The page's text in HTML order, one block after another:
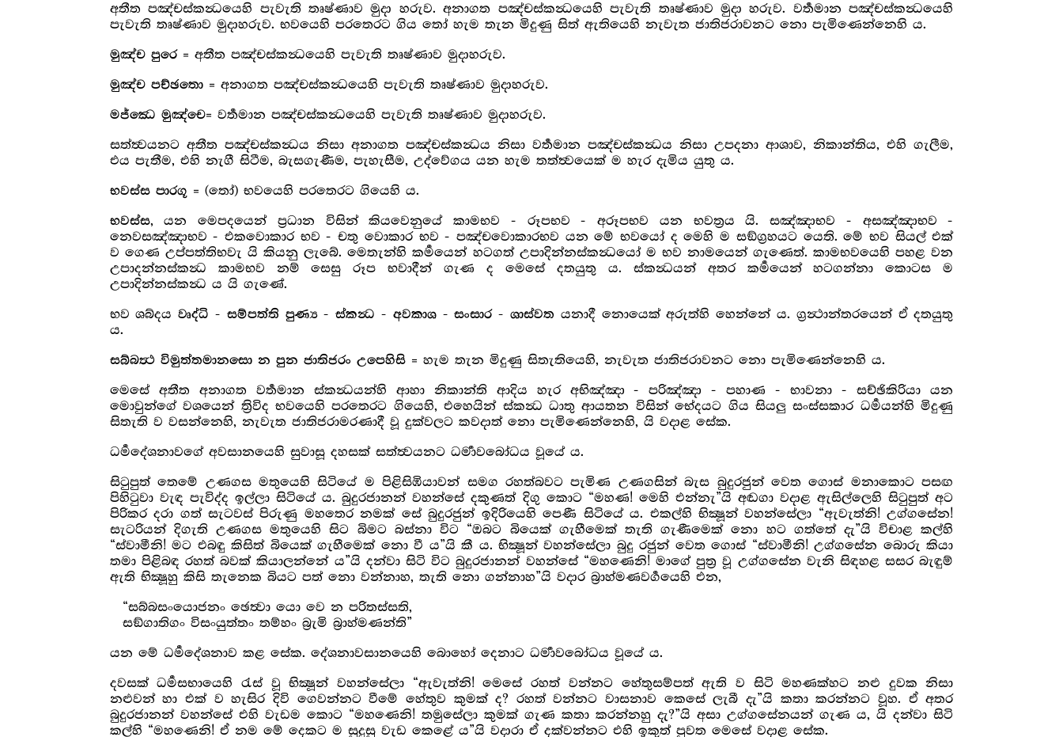
අතීත පඤ්චස්කන්‍ධයෙහි පැවැති තෘෂ්ණාව මුදා හරුව. අනාගත පඤ්චස්කන්‍ධයෙහි පැවැති තෘෂ්ණාව මුදා හරුව. වර්‍තමාන පඤ්චස්කන්‍ධයෙහි
පැවැති තෘෂ්ණාව මුදාහරුව. භවයෙහි පරතෙරට ගිය තෝ හැම තැන මිදුණු සිත් ඇතියෙහි නැවැත ජාතිජරාවනට නො පැමිණෙන්නෙහි ය.
මුඤ්ච පුරෙ = අතීත පඤ්චස්කන්‍ධයෙහි පැවැති තෘෂ්ණාව මුදාහරුව.
මුඤ්ච පච්ඡතො = අනාගත පඤ්චස්කන්‍ධයෙහි පැවැති තෘෂ්ණාව මුදාහරුව.
ම‍ජ්ඣෙ මුඤ්චෙ= වර්‍තමාන පඤ්චස්කන්‍ධයෙහි පැවැති තෘෂ්ණාව මුදාහරුව.
සත්ත්‍වයනට අතීත පඤ්චස්කන්‍ධය නිසා අනාගත පඤ්චස්කන්‍ධය නිසා වර්‍තමාන පඤ්චස්කන්‍ධය නිසා උපදනා ආශාව, නිකාන්තිය, එහි ගැලීම,
එය පැතීම, එහි නැගී සිටීම, බැසගැණීම, පැහැසීම, උද්වේගය යන හැම තත්ත්‍වයෙක් ම හැර දැමිය යුතු ය.
භවස්ස පාරගූ = (තෝ) භවයෙහි පරතෙරට ගියෙහි ය.
භවස්ස, යන මෙපදයෙන් ප්‍රධාන විසින් කියවෙනුයේ කාමභව - රූපභව - අරූපභව යන භවත්‍රය යි. සඤ්ඤාභව - අසඤ්ඤාභව -
නෙවසඤ්ඤාභව - එකවොකාර භව - චතු වොකාර භව - පඤ්චවොකාරභව යන මේ භවයෝ ද මෙහි ම සඞ්ග්‍රහයට යෙති. මේ භව සියල් එක්
ව ගෙණ උප්පත්තිභවැ යි කියනු ලැබේ. මෙතැන්හි කර්‍මයෙන් හටගත් උපාදින්නස්කන්‍ධයෝ ම භව නාමයෙන් ගැණෙත්. කාමභවයෙහි පහළ වන
උපාදන්නස්කන්‍ධ කාමභව නම් සෙසු රූප භවාදීන් ගැණ ද මෙසේ දතයුතු ය. ස්කන්‍ධයන් අතර කර්‍මයෙන් හටගන්නා කොටස ම
උපාදින්නස්කන්‍ධ ය යි ගැණේ.
භව ශබ්දයවෘද්ධි - සම්පත්ති පුණ්‍ය - ස්කන්‍ධ - අවකාශ - සංසාර - ශාස්වත යනාදී නොයෙක් අරුත්හි හෙන්නේ ය. ග්‍රන්‍ථාන්තරයෙන් ඒ දතයුතු
ය.
සබ්බත්‍ථ විමුත්තමානසො න පුන ජාතිජරං උපෙහිසි = හැම තැන මිදුණු සිතැතියෙහි, නැවැත ජාතිජරාවනට නො පැමිණෙන්නෙහි ය.
මෙසේ අතීත අනාගත වර්‍තමාන ස්කන්‍ධයන්හි ආහා නිකාන්ති ආදිය හැර අභිඤ්ඤා - පරිඤ්ඤා - පහාණ - භාවනා - සච්ඡිකිරියා යන
මොවුන්ගේ වශයෙන් ත්‍රිවිද භවයෙහි පරතෙරට ගියෙහි, එහෙයින් ස්කන්‍ධ ධාතු ආයතන විසින් භේදයට ගිය සියලු සංස්සකාර ධර්‍මයන්හි මිදුණු
සිතැති ව ‍වසන්නෙහි, නැවැත ජාතිජරාමරණාදී වූ දුක්වලට කවදාත් නො පැමිණෙන්නෙහි, යි වදාළ සේක.
ධර්‍මදේශනාවගේ අවසානයෙහි සුවාසූ දහසක් සත්ත්‍වයනට ධර්‍මාව‍බෝධය වූයේ ය.
සිටුපුත් තෙමේ උණගස මතුයෙහි සිටියේ ම පිළිසිඹියාවන් සමග රහත්බවට පැමිණ උණගසින් බැස බුදුරජුන් වෙත ගොස් මනාකොට පසඟ
පිහිටුවා වැඳ පැවිද්ද ඉල්ලා සිටියේ ය. බුදුරජානන් වහන්සේ දකුණත් දිගු කොට “මහණ! මෙහි එන්නැ”යි අඬගා වදාළ ඇසිල්ලෙහි සිටුපුත් අට
පිරිකර දරා ගත් සැටවස් පිරුණු මහතෙර නමක් සේ බුදුරජුන් ඉදිරියෙහි පෙණී සිටියේ ය. එකල්හි භික්‍ෂූන් වහන්සේලා “ඇවැත්නි! උග්ගසේන!
සැටරියන් දිගැති උණගස මතුයෙහි සිට බිමට බස්නා විට “ඔබට බියෙක් ගැහීමෙක් තැති ගැණීමෙක් නො හට ගත්තේ දැ”යි විචාළ කල්හි
“ස්වාමීනි! මට එබඳු කිසිත් බියෙක් ගැහීමෙක් නො වී ය”යි කී ය. භික්‍ෂූන් වහන්සේලා බුදු රජුන් වෙත ගොස් “ස්වාමීනි! උග්ගසේන බොරු කියා
තමා පිළිබඳ රහත් බවක් කියාලන්නේ ය”යි දන්වා සිටි විට බුදුරජානන් වහන්සේ “මහණෙනි! මාගේ පුත්‍ර වූ උග්ගසේන වැනි සිඳහළ සසර බැඳුම්
ඇති භික්‍ෂූහු කිසි තැනෙක බියට පත් නො වන්නාහ, තැති නො ගන්නාහ”යි වදාර බ්‍රාහ්මණවර්‍ගයෙහි එන,
“සබ්බසංයොජනං ඡෙත්‍වා යො වෙ න පරිතස්සති,
සඞ්ගාතිගං විසංයුත්තං තම්හං බ්‍රැමි බ්‍රාහ්මණන්ති”
යන මේ ධර්‍මදේශනාව කළ සේක. දේශනාවසානයෙහි බොහෝ දෙනාට ධර්‍මාවබෝධය වූයේ ය.
දවසක් ධර්‍මසභායෙහි රැස් වූ භික්‍ෂූන් වහන්සේලා “ඇවැත්නි! මෙසේ රහත් වන්නට හේතුසම්පත් ඇති ව සිටි මහණක්හට නළු දුවක නිසා
නළුවන් හා එක් ව හැසිර දිවි ගෙවන්නට වීමේ හේතුව කුමක් ද? රහත් වන්නට වාසනාව කෙසේ ලැබී දැ”යි කතා කරන්නට වූහ. ඒ අතර
බුදුරජානන් වහන්සේ එහි වැඩම කොට “මහණෙනි! තමුසේලා කුමක් ගැණ කතා කරන්නහු දැ?”යි අසා උග්ගසේනයන් ගැණ ය, යි දන්වා සිටි
කල්හි “මහණෙනි! ඒ නම මේ දෙකට ම සුදුසු වැඩ කෙළේ ය”යි වදාරා ඒ දක්වන්නට එහි ඉකුත් පුවත මෙසේ වදාළ සේක.